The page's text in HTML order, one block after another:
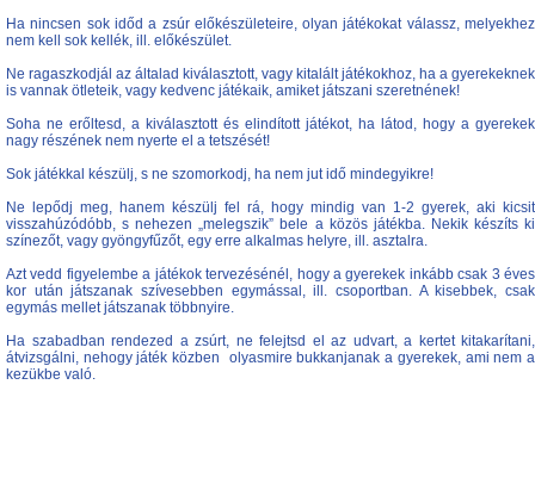
Ha nincsen sok időd a zsúr előkészületeire, olyan játékokat válassz, melyekhez
nem kell sok kellék, ill. előkészület.
Ne ragaszkodjál az általad kiválasztott, vagy kitalált játékokhoz, ha a gyerekeknek
is vannak ötleteik, vagy kedvenc játékaik, amiket játszani szeretnének!
Soha ne erőltesd, a kiválasztott és elindított játékot, ha látod, hogy a gyerekek
nagy részének nem nyerte el a tetszését!
Sok játékkal készülj, s ne szomorkodj, ha nem jut idő mindegyikre!
Ne lepődj meg, hanem készülj fel rá, hogy mindig van 1-2 gyerek, aki kicsit
visszahúzódóbb, s nehezen „melegszik” bele a közös játékba. Nekik készíts ki
színezőt, vagy gyöngyfűzőt, egy erre alkalmas helyre, ill. asztalra.
Azt vedd figyelembe a játékok tervezésénél, hogy a gyerekek inkább csak 3 éves
kor után játszanak szívesebben egymással, ill. csoportban. A kisebbek, csak
egymás mellet játszanak többnyire.
Ha szabadban rendezed a zsúrt, ne felejtsd el az udvart, a kertet kitakarítani,
átvizsgálni, nehogy játék közben olyasmire bukkanjanak a gyerekek, ami nem a
kezükbe való.